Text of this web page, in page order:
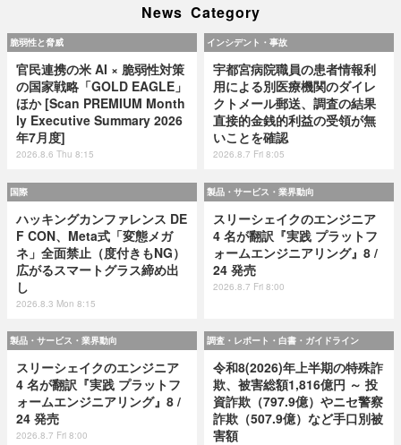
News Category
脆弱性と脅威
官民連携の米 AI × 脆弱性対策
の国家戦略「GOLD EAGLE」
ほか [Scan PREMIUM Month
ly Executive Summary 2026
年7月度]
2026.8.6 Thu 8:15
インシデント・事故
宇都宮病院職員の患者情報利
用による別医療機関のダイレ
クトメール郵送、調査の結果
直接的金銭的利益の受領が無
いことを確認
2026.8.7 Fri 8:05
国際
ハッキングカンファレンス DE
F CON、Meta式「変態メガ
ネ」全面禁止（度付きもNG）
広がるスマートグラス締め出
し
2026.8.3 Mon 8:15
製品・サービス・業界動向
スリーシェイクのエンジニア
4 名が翻訳『実践 プラットフ
ォームエンジニアリング』8 /
24 発売
2026.8.7 Fri 8:00
製品・サービス・業界動向
スリーシェイクのエンジニア
4 名が翻訳『実践 プラットフ
ォームエンジニアリング』8 /
24 発売
2026.8.7 Fri 8:00
調査・レポート・白書・ガイドライン
令和8(2026)年上半期の特殊詐
欺、被害総額1,816億円 ～ 投
資詐欺（797.9億）やニセ警察
詐欺（507.9億）など手口別被
害額